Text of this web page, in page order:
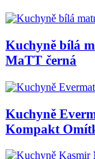
Kuchyně bílá
MaTT černá
Kuchyně
Kompakt